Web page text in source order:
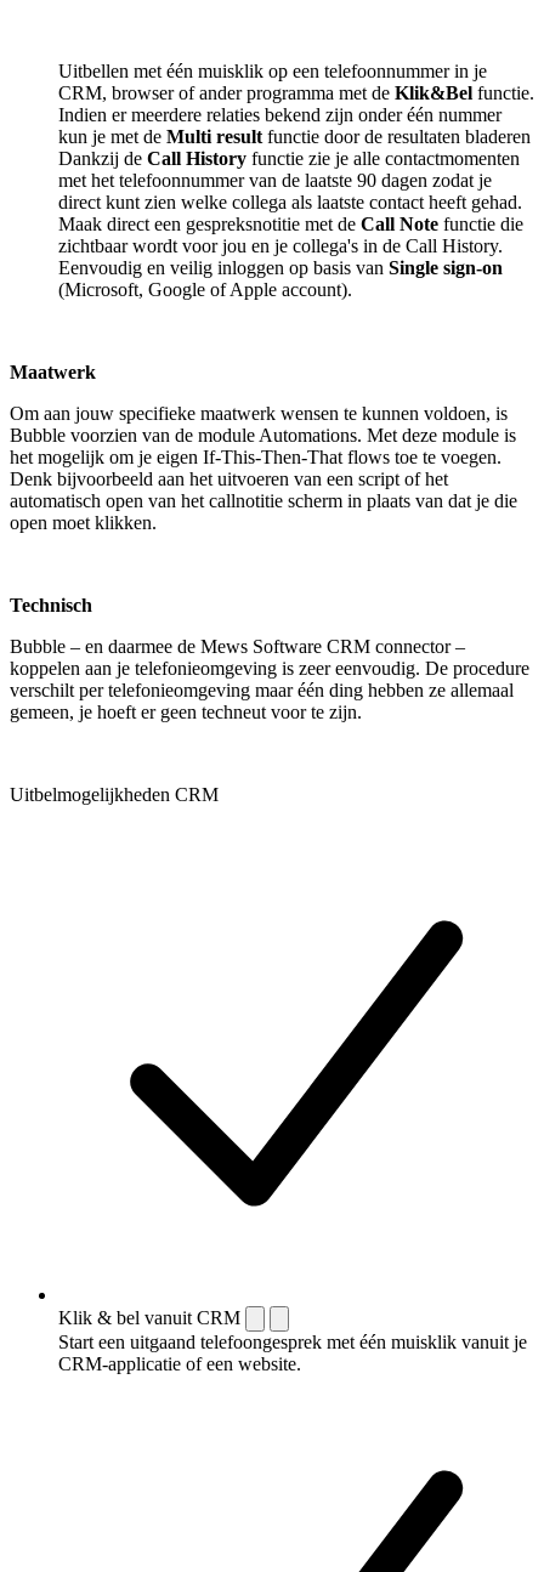
Uitbellen met één muisklik op een telefoonnummer in je
CRM, browser of ander programma met de Klik&Bel functie.
Indien er meerdere relaties bekend zijn onder één nummer
kun je met de Multi result functie door de resultaten bladeren
Dankzij de Call History functie zie je alle contactmomenten
met het telefoonnummer van de laatste 90 dagen zodat je
direct kunt zien welke collega als laatste contact heeft gehad.
Maak direct een gespreksnotitie met de Call Note functie die
zichtbaar wordt voor jou en je collega's in de Call History.
Eenvoudig en veilig inloggen op basis van Single sign-on
(Microsoft, Google of Apple account).
Maatwerk
Om aan jouw specifieke maatwerk wensen te kunnen voldoen, is
Bubble voorzien van de module Automations. Met deze module is
het mogelijk om je eigen If-This-Then-That flows toe te voegen.
Denk bijvoorbeeld aan het uitvoeren van een script of het
automatisch open van het callnotitie scherm in plaats van dat je die
open moet klikken.
Technisch
Bubble – en daarmee de Mews Software CRM connector –
koppelen aan je telefonieomgeving is zeer eenvoudig. De procedure
verschilt per telefonieomgeving maar één ding hebben ze allemaal
gemeen, je hoeft er geen techneut voor te zijn.
Uitbelmogelijkheden CRM
Klik & bel vanuit CRM
Start een uitgaand telefoongesprek met één muisklik vanuit je
CRM-applicatie of een website.